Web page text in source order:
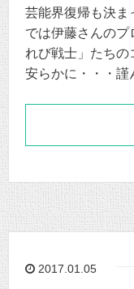
芸能界復帰も決ま
では伊藤さんのプ
れび戦士」たち
安らかに・・・謹
2017.01.05